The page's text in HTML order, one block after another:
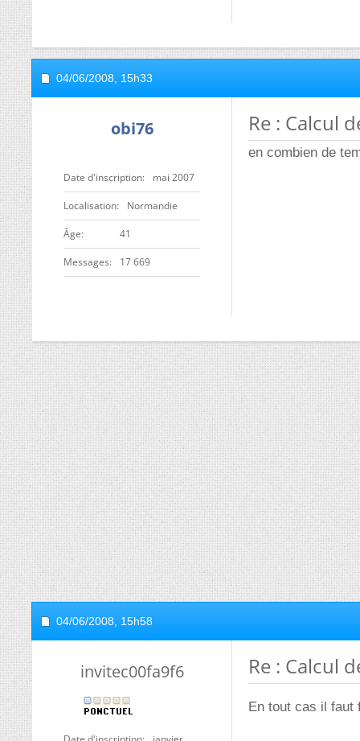
04/06/2008, 15h33
obi76
Date d'inscription mai 2007
Localisation Normandie
ge 41
Messages 17 669
Re : Calcul
en combien de
04/06/2008, 15h58
invitec00fa9f6 Re : Calcul
En tout cas il faut